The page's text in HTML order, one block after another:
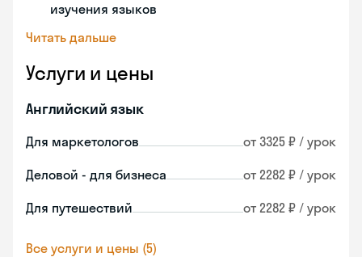
изучения языков
Читать дальше
Услуги и цены
Английский язык
Для маркетологов от 3325 ₽ / урок
Деловой - для бизнеса от 2282 ₽ / урок
Для путешествий от 2282 ₽ / урок
Все услуги и цены (5)